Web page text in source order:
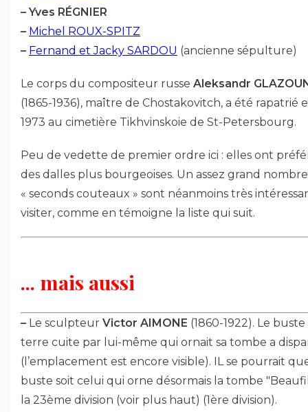
– Yves RÉGNIER
– Michel ROUX-SPITZ
– Fernand et Jacky SARDOU (ancienne sépulture)
Le corps du compositeur russe Aleksandr
(1865-1936), maître de Chostakovitch, a été rapatrié
1973 au cimetière Tikhvinskoie de St-Petersbourg.
Peu de vedette de premier ordre ici : elles ont
des dalles plus bourgeoises. Un assez grand
« seconds couteaux » sont néanmoins très
visiter, comme en témoigne la liste qui suit.
... mais aussi
– Le sculpteur Victor AIMONE (1860-1922). Le
terre cuite par lui-même qui ornait sa tombe a
(l’emplacement est encore visible). IL se pourrait
buste soit celui qui orne désormais la tombe
la 23ème division (voir plus haut) (1ère division).